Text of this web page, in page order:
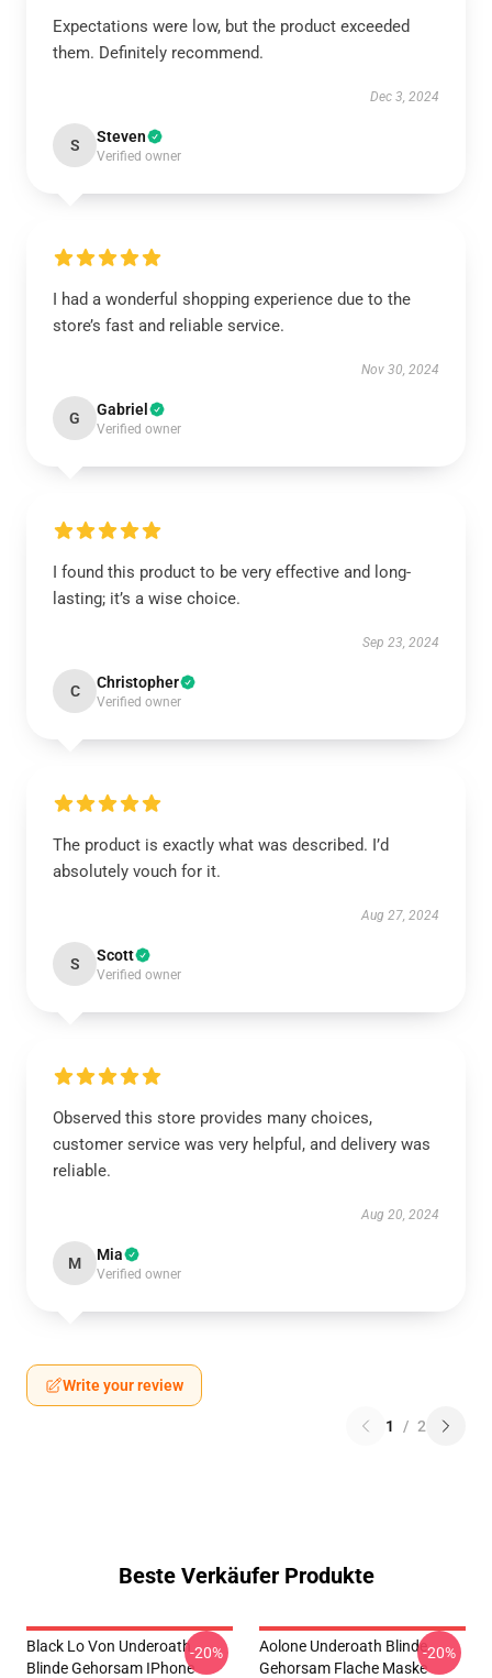
Expectations were low, but the product exceeded
them. Definitely recommend.
Dec 3, 2024
S Steven
Verified owner
I had a wonderful shopping experience due to the
store’s fast and reliable service.
Nov 30, 2024
G Gabriel
Verified owner
I found this product to be very effective and long-
lasting; it’s a wise choice.
Sep 23, 2024
C Christopher
Verified owner
The product is exactly what was described. I’d
absolutely vouch for it.
Aug 27, 2024
S Scott
Verified owner
Observed this store provides many choices,
customer service was very helpful, and delivery was
reliable.
Aug 20, 2024
M Mia
Verified owner
Write your review
1 / 2
Beste Verkäufer Produkte
Black Lo Von Underoath
Blinde Gehorsam IPhone
-20%
Aolone Underoath Blinde
Gehorsam Flache Maske
-20%